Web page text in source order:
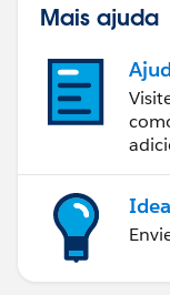
Mais ajuda